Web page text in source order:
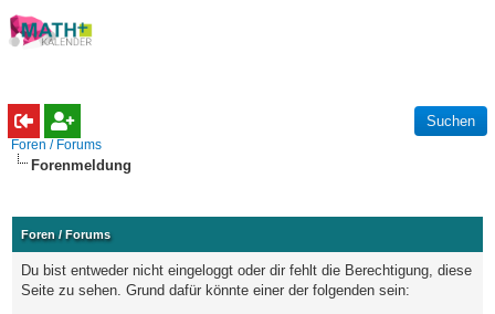
Foren / Forums
Forenmeldung
Foren / Forums
Du bist entweder nicht eingeloggt oder dir fehlt die Berechtigung, diese
Seite zu sehen. Grund dafür könnte einer der folgenden sein: